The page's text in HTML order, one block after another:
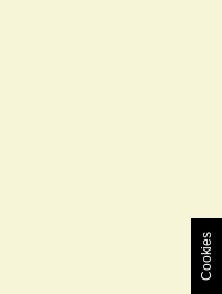
Cookies